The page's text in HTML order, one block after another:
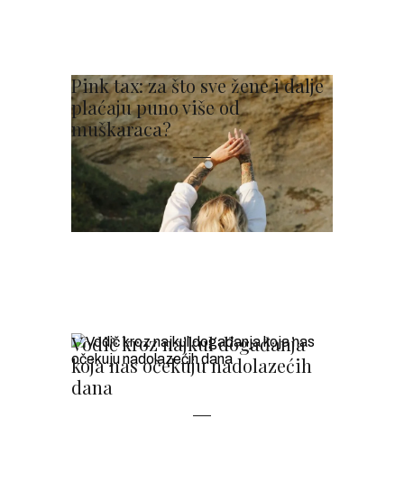
Pink tax: za što sve žene i dalje
plaćaju puno više od
muškaraca?
Vodič kroz najkul događanja
koja nas očekuju nadolazećih
dana